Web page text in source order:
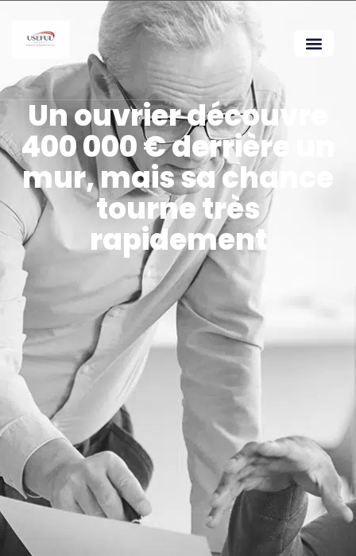
Un ouvrier découvre
400 000 € derrière un
mur, mais sa chance
tourne très
rapidement